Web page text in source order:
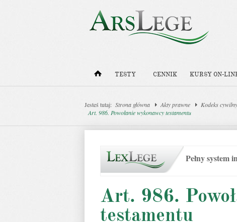
TESTY CENNIK KURSY ON-
Jesteś tutaj: Strona główna Akty prawne Kodeks cywilny
Art. 986. Powołanie wykonawcy testamentu
Pełny system
Art. 986.
testamentu